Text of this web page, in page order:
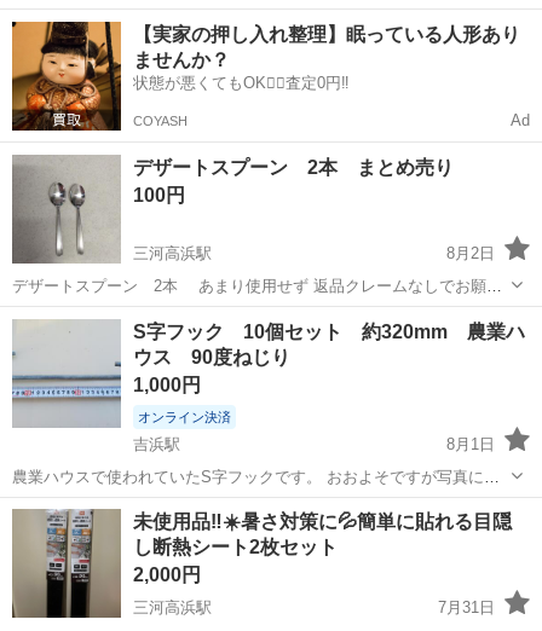
ク製品の運搬・検査！年休126日♪《JGVT1C》 詳細情報 ＼ドアフレー
ムやセラミック製品の検査・運搬！／ 大手の会社の子会社なので施設
が充実していま...
愛知 高浜市 吉浜駅 その他
【実家の押し入れ整理】眠っている人形あり
ませんか？
状態が悪くてもOK🙆‍♀️査定0円‼️
COYASH Ad
デザートスプーン 2本 まとめ売り
100円
三河高浜駅
8月2日
デザートスプーン 2本 あまり使用せず 返品クレームなしでお願い
します。 ※他のカラトリーも出品中 #カラトリー #デザートスプーン
#スプーン #ステンレス #セット #まとめ売り
愛知 高浜市 三河高浜駅 食器 デザートスプーン
S字フック 10個セット 約320mm 農業ハ
ウス 90度ねじり
1,000円
オンライン決済
吉浜駅
8月1日
農業ハウスで使われていたS字フックです。 おおよそですが写真にあ
りますように全長320mm、線径8mm、フック部の直径50mmです。重
量は１つ約300g弱です。 ハウス資材なので頑丈なつくりです。 10個
単位ですが、まだ3...
愛知 高浜市 吉浜駅 生活雑貨
未使用品‼️☀️暑さ対策に💦簡単に貼れる目隠
し断熱シート2枚セット
2,000円
三河高浜駅
7月31日